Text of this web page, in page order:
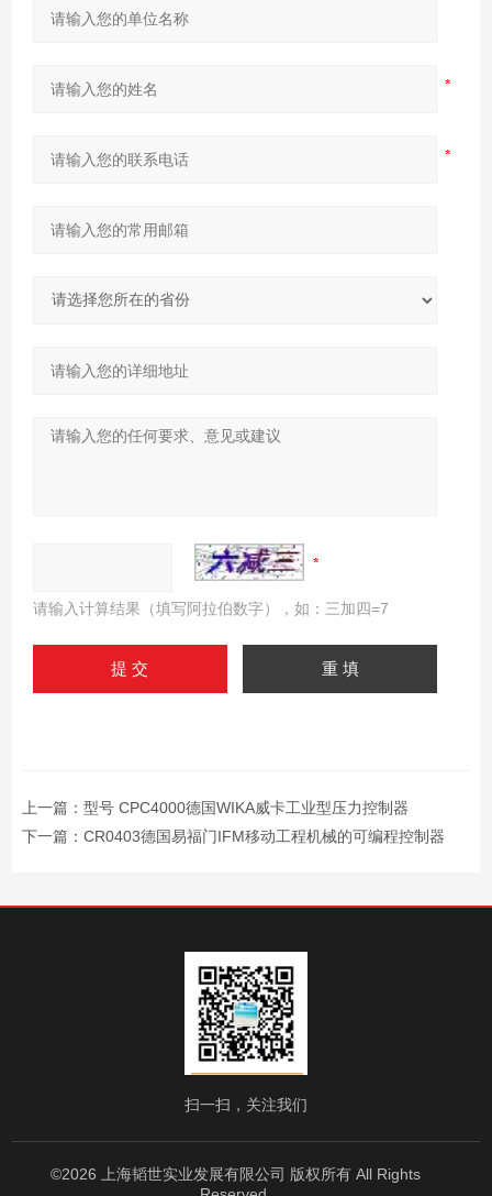
请输入计算结果（填写阿拉伯数字），如：三加四=7
上一篇： 型号 CPC4000德国WIKA威卡工业型压力控制器
下一篇： CR0403德国易福门IFM移动工程机械的可编程控制器
扫一扫，关注我们
©2026 上海韬世实业发展有限公司 版权所有 All Rights